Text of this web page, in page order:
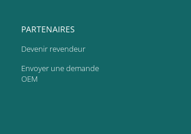
PARTENAIRES
Devenir revendeur
Envoyer une demande
OEM